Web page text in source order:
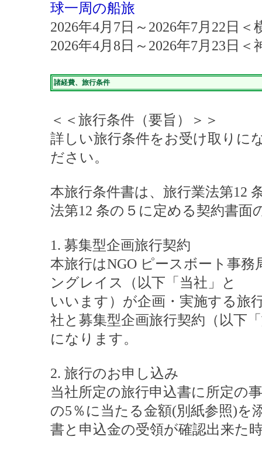
球一周の船旅
2026年4月7日～2026年7月22日＜
2026年4月8日～2026年7月23日＜
諸経費、旅行条件
＜＜旅行条件（要旨）＞＞
詳しい旅行条件をお受け取りに
ださい。
本旅行条件書は、旅行業法第12
法第12 条の５に定める契約書面
1. 募集型企画旅行契約
本旅行はNGO ピースボート事
ングレイス（以下「当社」と
いいます）が企画・実施する旅
社と募集型企画旅行契約（以下
になります。
2. 旅行のお申し込み
当社所定の旅行申込書に所定の
の5％に当たる金額(別紙参照)を
書と申込金の受領が確認出来た